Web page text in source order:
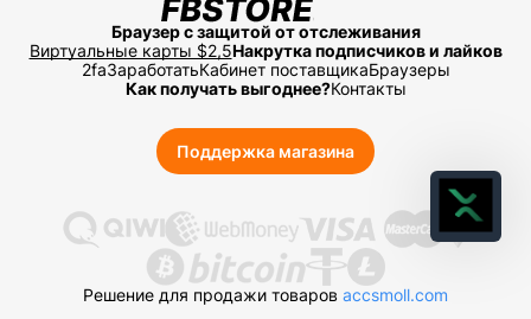
Браузер с защитой от отслеживания
Виртуальные карты $2,5Накрутка подписчиков и лайков
2faЗаработатьКабинет поставщикаБраузеры
Как получать выгоднее?Контакты
Поддержка магазина
Решение для продажи товаров accsmoll.com